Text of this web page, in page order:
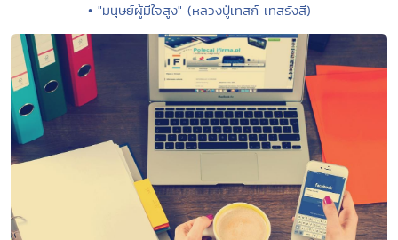
• "มนุษย์ผู้มีใจสูง" (หลวงปู่เทสก์ เทสรังสี)